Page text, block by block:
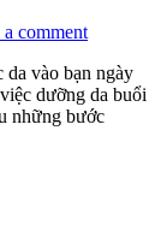
commenton
điều
cần
biết
da vào bạn ngày
dưỡng da buổi
những bước